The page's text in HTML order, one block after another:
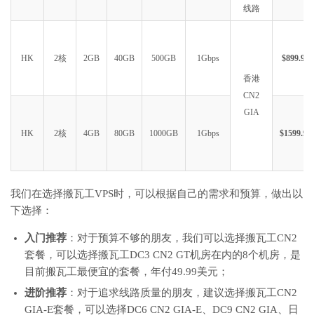
线路
HK 2核 2GB 40GB 500GB 1Gbps
香港
CN2
GIA
$899.99
HK 2核 4GB 80GB 1000GB 1Gbps $1599.99
我们在选择搬瓦工VPS时，可以根据自己的需求和预算，做出以
下选择：
入门推荐 ：对于预算不够的朋友，我们可以选择搬瓦工CN2
套餐，可以选择搬瓦工DC3 CN2 GT机房在内的8个机房，是
目前搬瓦工最便宜的套餐，年付49.99美元；
进阶推荐 ：对于追求线路质量的朋友，建议选择搬瓦工CN2
GIA-E套餐，可以选择DC6 CN2 GIA-E、DC9 CN2 GIA、日